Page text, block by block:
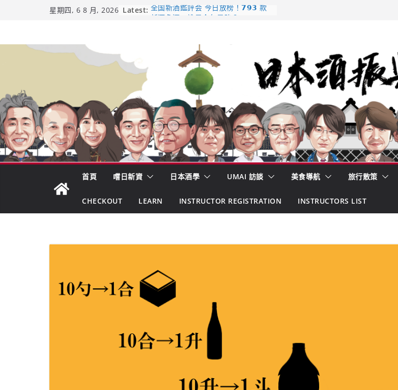
星期四, 6 8 月, 2026 Latest: 全国新酒鑑評会 今日放榜！𝟳𝟵𝟯 款
市場！梅乃宿上市背後的密碼
龜之井酒造：口說上手 – 山形純米大
吟釀的堅持與傳承 ～ くどき上手
日本酒類地理標示 (GI) 認定一覽表
首頁 嚐日新資 日本酒學 UMAI 訪談 美食導航 旅行散策
CHECKOUT LEARN INSTRUCTOR REGISTRATION INSTRUCTORS LIST